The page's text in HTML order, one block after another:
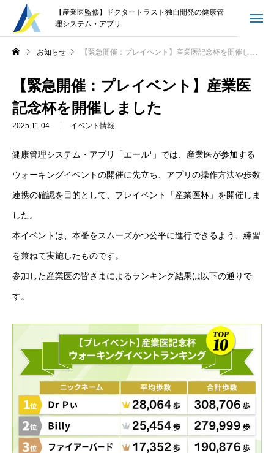
【産業医監修】ドクタートラスト独自開発の健康管
理システム・アプリ
お問合せ
ログイン
お知らせ
企画・開発メンバー紹介
お知らせ 【緊急開催：プレイベント】産業医記念杯を開催しました
【緊急開催：プレイベント】産業医
記念杯を開催しました
2025.11.04 イベント情報
健康管理システム・アプリ「エール⁺」では、産業医が参加する
ウォーキングイベントの開催に先立ち、アプリの操作方法や歩数
連携の確認を目的として、プレイベント「産業医杯」を開催しま
した。
本イベントは、本番をスムーズかつ公平に進行できるよう、練習
を兼ねて実施したものです。
参加した産業医の皆さまによるランキング結果は以下の通りで
す。